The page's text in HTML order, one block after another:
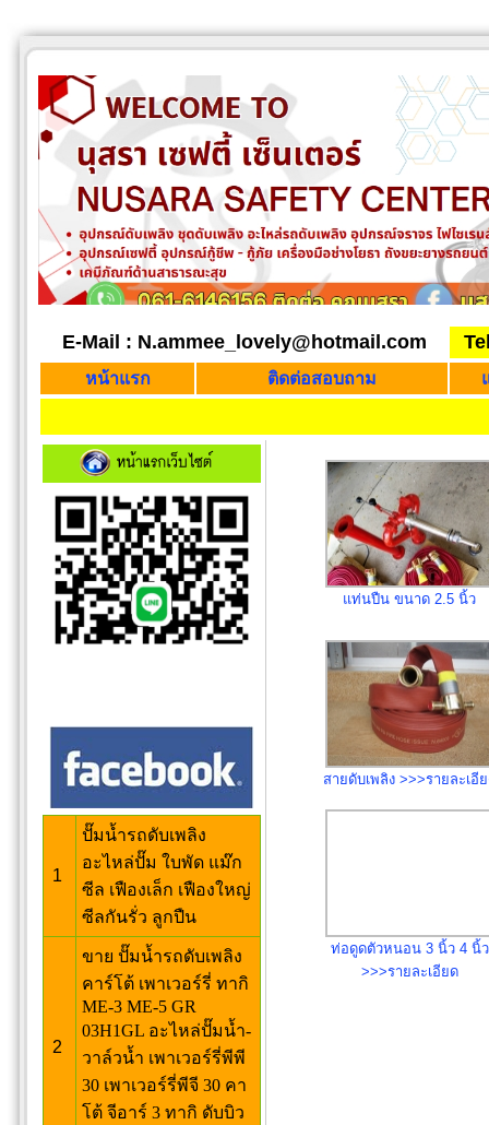
E-Mail : N.ammee_lovely@hotmail.com
หน้าแรก ติดต่อสอบถาม
1
ปั๊มน้ำรถดับเพลิง
อะไหล่ปั๊ม ใบพัด แม๊ก
ซีล เฟืองเล็ก เฟืองใหญ่
ซีลกันรั่ว ลูกปืน
2
ขาย ปั๊มน้ำรถดับเพลิง
คาร์โต้ เพาเวอร์รี่ ทากิ
ME-3 ME-5 GR
03H1GL อะไหล่ปั๊มน้ำ-
วาล์วน้ำ เพาเวอร์รี่พีพี
30 เพาเวอร์รี่พีจี 30 คา
โต้ จีอาร์ 3 ทากิ ดับบิว
แท่นปืน ขนาด 2.5 นิ้ว
สายดับเพลิง >>>รายละเอี
ท่อดูดตัวหนอน 3 นิ้ว 4 นิ้ว
>>>รายละเอียด